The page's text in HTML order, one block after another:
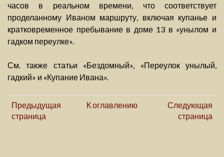
часов в реальном времени, что соответствует
проделанному Иваном маршруту, включая купанье и
кратковременное пребывание в доме 13 в «унылом и
гадком переулке».
См. также статьи «Бездомный», «Переулок унылый,
гадкий» и «Купание Ивана».
Предыдущая
страница
К оглавлению
Следующая
страница